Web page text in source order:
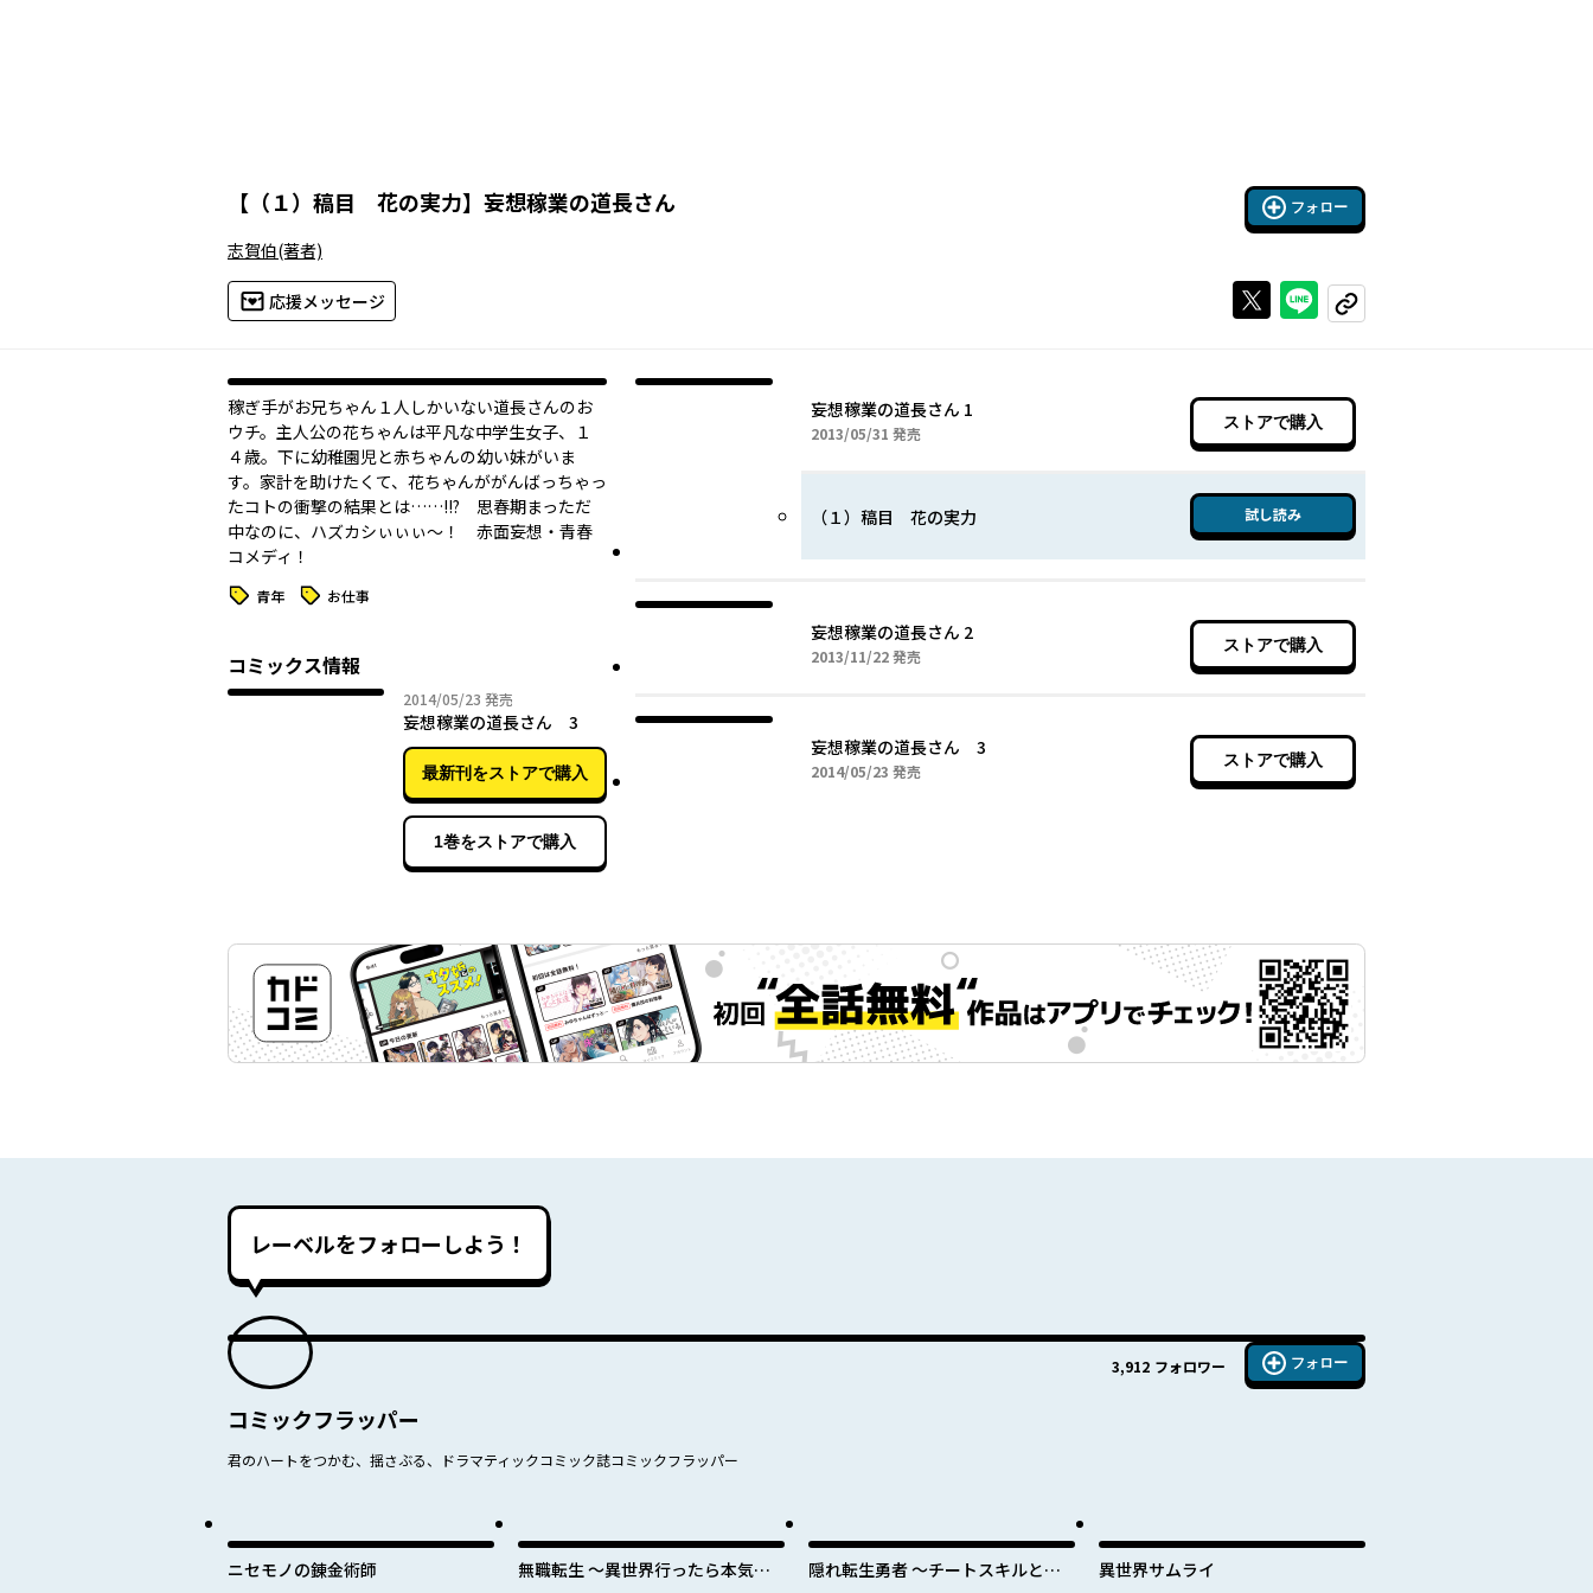
【 （１）稿目 花の実力】 妄想稼業の道長さん フォロー
志賀伯(著者)
応援メッセージ Xで投稿するラインでシェアする
コピーする
――稼ぎ手がお兄ちゃん１人しかいない道長さんのお
ウチ。主人公の花ちゃんは平凡な中学生女子、１
４歳。下に幼稚園児と赤ちゃんの幼い妹がいま
す。家計を助けたくて、花ちゃんががんばっちゃっ
たコトの衝撃の結果とは……!!? 思春期まっただ
中なのに、ハズカシぃぃぃ～！ 赤面妄想・青春
コメディ！
タグ 青年 タグ お仕事
コミックス情報
2014/05/23 2014年05月23日
発売
妄想稼業の道長さん 3
最新刊をストアで購入
1巻をストアで購入
妄想稼業の道長さん 1
2013/05/31 2013年05月31日
発売
ストアで購入
（１）稿目 花の実力 試し読み
妄想稼業の道長さん 2
2013/11/222013年11月22日
発売
ストアで購入
妄想稼業の道長さん 3
2014/05/23 2014年05月23日
発売
ストアで購入
レーベルをフォローしよう！
3,912 フォロワー フォロー
コミックフラッパー
君のハートをつかむ、揺さぶる、ドラマティックコミック誌コミックフラッパー
ニセモノの錬金術師
無職転生 ～異世界行ったら本気だ
隠れ転生勇者 ～チートスキルと勇
異世界サムライ